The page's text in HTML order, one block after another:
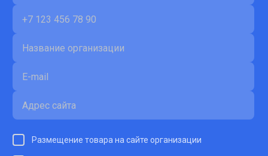
Размещение товара на сайте организации